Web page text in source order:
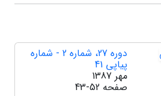
دوره 27، شماره 2 - شماره
پیاپی 41
مهر 1387
صفحه 43-52